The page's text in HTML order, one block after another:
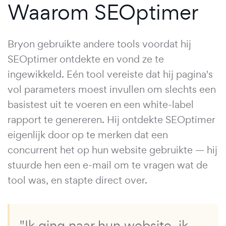
Waarom SEOptimer
Bryon gebruikte andere tools voordat hij
SEOptimer ontdekte en vond ze te
ingewikkeld. Eén tool vereiste dat hij pagina's
vol parameters moest invullen om slechts een
basistest uit te voeren en een white-label
rapport te genereren. Hij ontdekte SEOptimer
eigenlijk door op te merken dat een
concurrent het op hun website gebruikte — hij
stuurde hen een e-mail om te vragen wat de
tool was, en stapte direct over.